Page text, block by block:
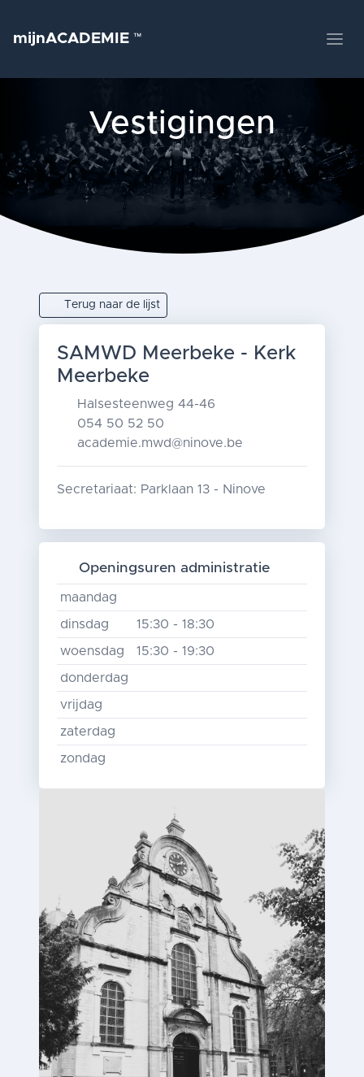
mijnACADEMIE ™
Vestigingen
Terug naar de lijst
SAMWD Meerbeke - Kerk
Meerbeke
Halsesteenweg 44-46
054 50 52 50
academie.mwd@ninove.be
Secretariaat: Parklaan 13 - Ninove
Openingsuren administratie
maandag
dinsdag 15:30 - 18:30
woensdag 15:30 - 19:30
donderdag
vrijdag
zaterdag
zondag